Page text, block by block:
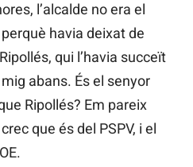
l’alcalde no era el
havia deixat de
qui l’havia succeït
abans. És el senyor
Ripollés? Em pareix
que és del PSPV, i el